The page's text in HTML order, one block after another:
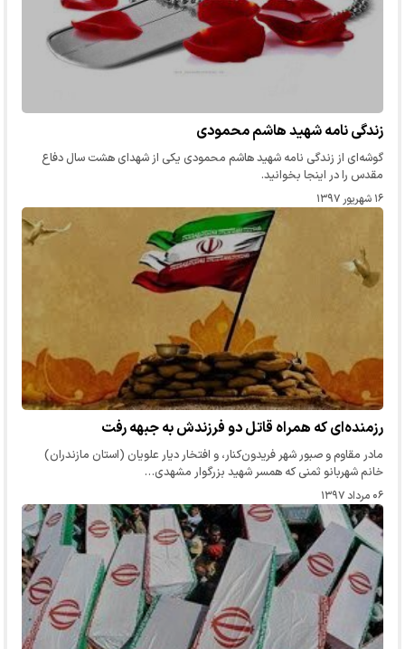
زندگی نامه شهید هاشم محمودی
گوشه‌ای از زندگی نامه شهید هاشم محمودی یکی از شهدای هشت سال دفاع
مقدس را در اینجا بخوانید.
۱۶ شهریور ۱۳۹۷
رزمنده‌ای که همراه قاتل دو فرزندش به جبهه رفت
مادر مقاوم و صبور شهر فریدون‌کنار، و افتخار دیار علویان (استان مازندران)
خانم شهربانو ثمنی که همسر شهید بزرگوار مشهدی…
۰۶ مرداد ۱۳۹۷